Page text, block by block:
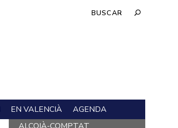
EN VALENCIÀ AGENDA
L´ALACANTÍ